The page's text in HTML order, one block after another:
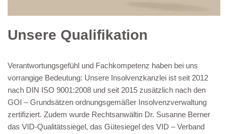
Unsere Qualifikation
Verantwortungsgefühl und Fachkompetenz haben bei uns
vorrangige Bedeutung: Unsere Insolvenzkanzlei ist seit 2012
nach DIN ISO 9001:2008 und seit 2015 zusätzlich nach den
GOI – Grundsätzen ordnungsgemäßer Insolvenzverwaltung
zertifiziert. Zudem wurde Rechtsanwältin Dr. Susanne Berner
das VID-Qualitätssiegel, das Gütesiegel des VID – Verband